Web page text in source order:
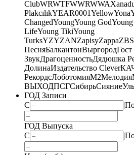
ClubWRWTFWWRWWA
PlakcılıkYEAR0001YellowYona
ChangedYoungYoung God
LifeYoung TikiYoung
TurksYZYZANZapisyZappaZBS
ПесняБалкантонВыргородГост
ЗвукДрагоценностьДядюшка
ДолинаИздательство Clever
РекордсЛоботомияМ2Мелодия
ВЫХОДПСГСибирьСияние
ГОД Записи
С
|
ГОД Выпуска
С
|